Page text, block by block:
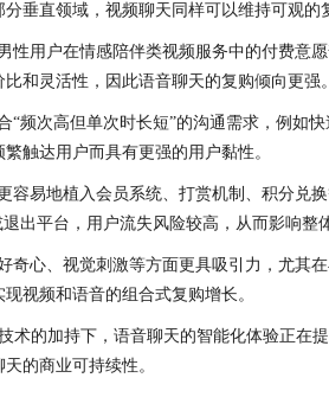
垂直领域，视频聊天同样可以维持可观的
性用户在情感陪伴类视频服务中的付费意
和灵活性，因此语音聊天的复购倾向更强。
“频次高但单次时长短”的沟通需求，例如
触达用户而具有更强的用户黏性。
容易地植入会员系统、打赏机制、积分兑
出平台，用户流失风险较高，从而影响整
奇心、视觉刺激等方面更具吸引力，尤其
视频和语音的组合式复购增长。
术的加持下，语音聊天的智能化体验正在
的商业可持续性。